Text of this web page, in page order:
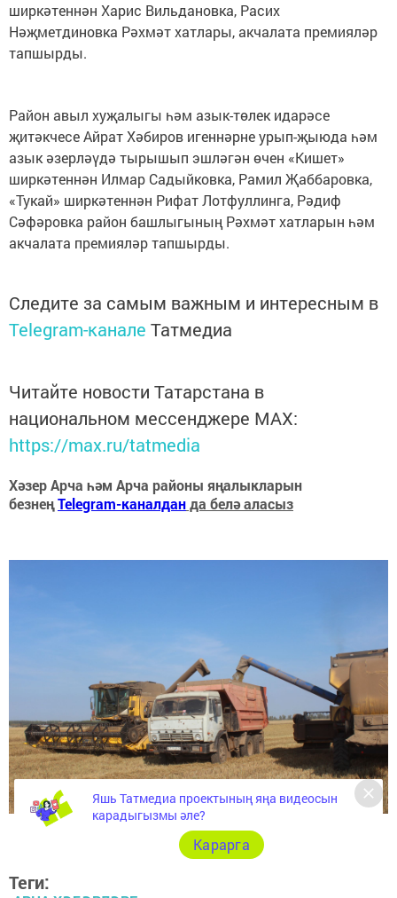
ширкәтеннән Харис Вильдановка, Расих
Нәҗметдиновка Рәхмәт хатлары, акчалата премияләр
тапшырды.
Район авыл хуҗалыгы һәм азык-төлек идарәсе
җитәкчесе Айрат Хәбиров игеннәрне урып-җыюда һәм
азык әзерләүдә тырышып эшләгән өчен «Кишет»
ширкәтеннән Илмар Садыйковка, Рамил Җаббаровка,
«Тукай» ширкәтеннән Рифат Лотфуллинга, Рәдиф
Сәфәровка район башлыгының Рәхмәт хатларын һәм
акчалата премияләр тапшырды.
Следите за самым важным и интересным в
Telegram-канале Татмедиа
Читайте новости Татарстана в
национальном мессенджере MАХ:
https://max.ru/tatmedia
Хәзер Арча һәм Арча районы яңалыкларын
безнеңTelegram-каналданда белә аласыз
Теги:
Яшь Татмедиа проектының яңа видеосын
карадыгызмы әле?
Карарга